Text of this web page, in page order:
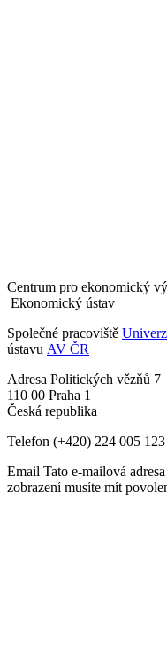
Centrum pro ekonomický
Ekonomický ústav
Společné pracoviště
ústavu AV ČR
Adresa Politických vězňů 7
110 00 Praha 1
Česká republika
Telefon (+420) 224 005 123
Email Tato e-mailová
zobrazení musíte mít